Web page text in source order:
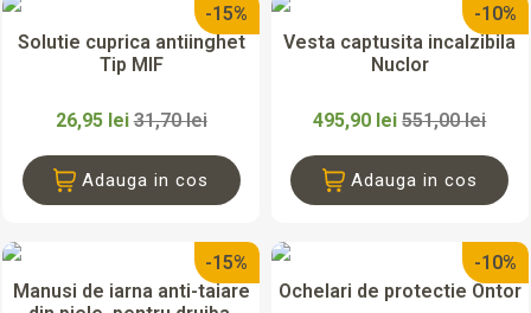
Solutie cuprica antiinghet
Tip MIF
26,95 lei31,70 lei
-15%
Adauga in cos
Vesta captusita incalzibila
Nuclor
495,90 lei551,00 lei
-10%
Adauga in cos
Manusi de iarna anti-taiare
-15%
Ochelari de protectie Ontor
-10%